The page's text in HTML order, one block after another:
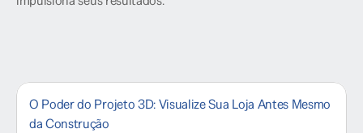
O Poder do Projeto 3D: Visualize Sua Loja Antes Mesmo
da Construção